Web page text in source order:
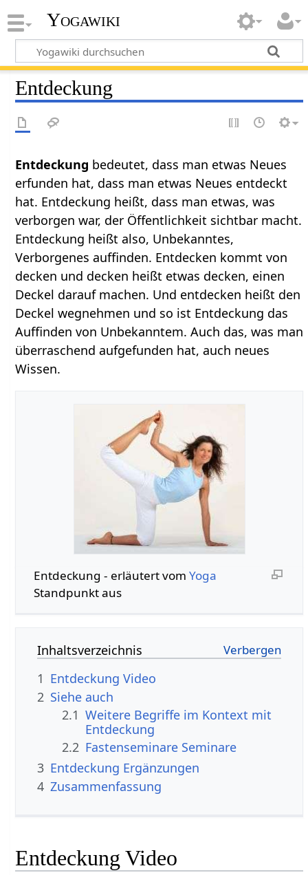
Yogawiki
Entdeckung
Entdeckung bedeutet, dass man etwas Neues
erfunden hat, dass man etwas Neues entdeckt
hat. Entdeckung heißt, dass man etwas, was
verborgen war, der Öffentlichkeit sichtbar macht.
Entdeckung heißt also, Unbekanntes,
Verborgenes auffinden. Entdecken kommt von
decken und decken heißt etwas decken, einen
Deckel darauf machen. Und entdecken heißt den
Deckel wegnehmen und so ist Entdeckung das
Auffinden von Unbekanntem. Auch das, was man
überraschend aufgefunden hat, auch neues
Wissen.
Entdeckung‏‎ - erläutert vom Yoga
Standpunkt aus
Inhaltsverzeichnis
1
Entdeckung‏‎ Video
2 Siehe auch
2.1 Weitere Begriffe im Kontext mit
2.2 Fastenseminare Seminare
3
Entdeckung‏‎ Ergänzungen
4 Zusammenfassung
Entdeckung‏‎ Video